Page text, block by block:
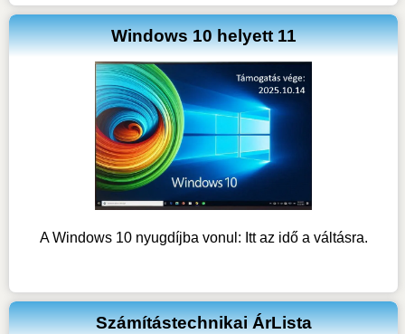
Windows 10 helyett 11
A Windows 10 nyugdíjba vonul: Itt az idő a váltásra.
Számítástechnikai ÁrLista